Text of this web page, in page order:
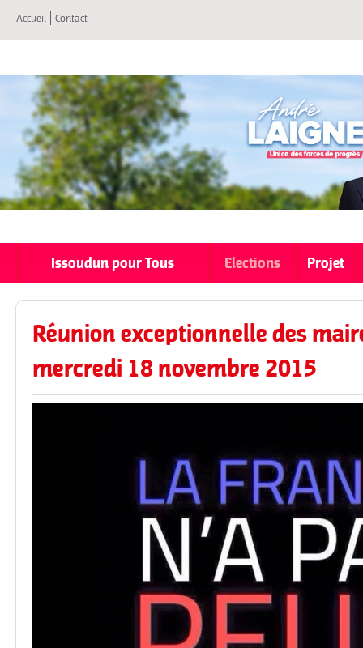
Accueil Contact
Issoudun pour Tous Elections Projet
Réunion exceptionnelle des
mercredi 18 novembre 2015